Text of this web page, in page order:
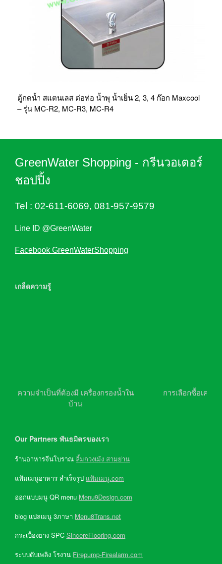
ตู้กดน้ำ สแตนเลส ต่อท่อ น้ำพุ น้ำเย็น 2, 3, 4 ก๊อก Maxcool
– รุ่น MC-R2, MC-R3, MC-R4
GreenWater Shopping - กรีนวอเตอร์
ชอปปิ้ง
Tel : 02-611-6069, 081-957-9579
Line ID @GreenWater
Facebook GreenWaterShopping
เกล็ดความรู้
ความจำเป็นที่ต้องมี เครื่องกรองน้ำใน
บ้าน
การเลือกซื้อเครื่อ
Our Partners พันธมิตรของเรา
ร้านอาหารจีนโบราณ ลิ้มกวงเม้ง สามย่าน
แฟ้มเมนูอาหาร สำเร็จรูป แฟ้มเมนู.com
ออกแบบมนู QR menu Menu9Design.com
blog แปลเมนู 3ภาษา Menu8Trans.net
กระเบื้องยาง SPC SincereFlooring.com
ระบบดับเพลิง โรงาน Firepump-Firealarm.com